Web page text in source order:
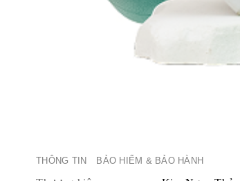
THÔNG TIN BẢO HIỂM & BẢO HÀNH